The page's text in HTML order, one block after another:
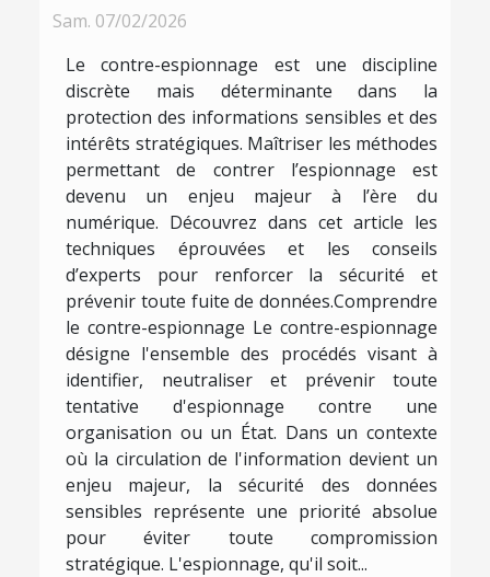
Sam. 07/02/2026
Le contre-espionnage est une discipline
discrète mais déterminante dans la
protection des informations sensibles et des
intérêts stratégiques. Maîtriser les méthodes
permettant de contrer l’espionnage est
devenu un enjeu majeur à l’ère du
numérique. Découvrez dans cet article les
techniques éprouvées et les conseils
d’experts pour renforcer la sécurité et
prévenir toute fuite de données.Comprendre
le contre-espionnage Le contre-espionnage
désigne l'ensemble des procédés visant à
identifier, neutraliser et prévenir toute
tentative d'espionnage contre une
organisation ou un État. Dans un contexte
où la circulation de l'information devient un
enjeu majeur, la sécurité des données
sensibles représente une priorité absolue
pour éviter toute compromission
stratégique. L'espionnage, qu'il soit...